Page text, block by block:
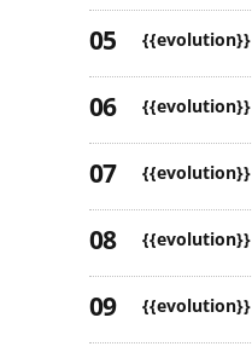
{{evolution}}
{{evolution}}
{{evolution}}
{{evolution}}
{{evolution}}